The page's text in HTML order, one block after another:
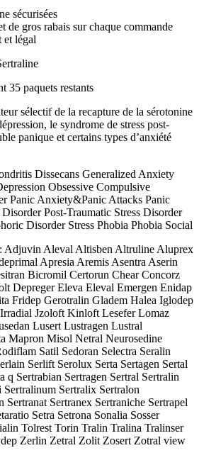
sécurisées
de gros rabais sur chaque commande
et légal
35 paquets restants
sélectif de la recapture de la sérotonine
le syndrome de stress post-
panique et certains types d’anxiété
Dissecans Generalized Anxiety
Obsessive Compulsive
Panic Anxiety&Panic Attacks Panic
Post-Traumatic Stress Disorder
Disorder Stress Phobia Phobia Social
Adjuvin Aleval Altisben Altruline Aluprex
Apresia Aremis Asentra Aserin
Bicromil Certorun Chear Concorz
Depreger Eleva Eleval Emergen Enidap
Fridep Gerotralin Gladem Halea Iglodep
Jzoloft Kinloft Lesefer Lomaz
Lusert Lustragen Lustral
Mapron Misol Netral Neurosedine
Satil Sedoran Selectra Seralin
Serlift Serolux Serta Sertagen Sertal
q Sertrabian Sertragen Sertral Sertralin
Sertralinum Sertralix Sertralon
Sertranat Sertranex Sertraniche Sertrapel
Setra Setrona Sonalia Sosser
Tolrest Torin Tralin Tralina Tralinser
Zerlin Zetral Zolit Zosert Zotral view